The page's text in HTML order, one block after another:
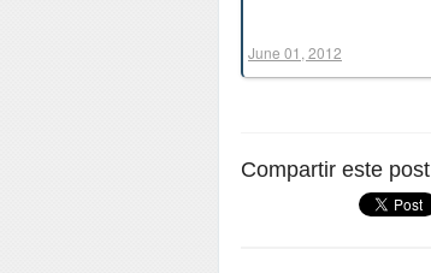
June 01, 2012
Compartir este post